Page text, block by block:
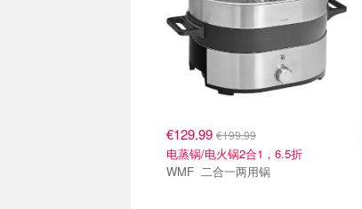
€129.99 €199.99
电蒸锅/电火锅2合1，6.5折
WMF 二合一两用锅